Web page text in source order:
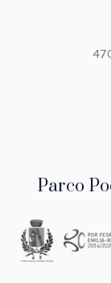
Parco